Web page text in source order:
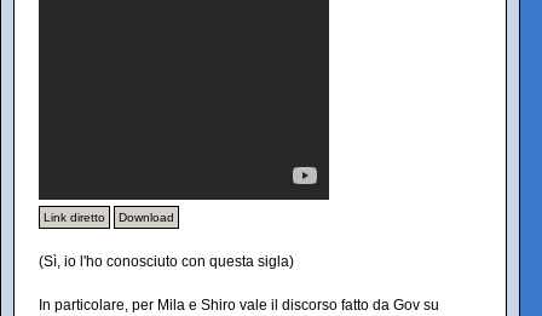
Link diretto Download
(Sì, io l'ho conosciuto con questa sigla)
In particolare, per Mila e Shiro vale il discorso fatto da Gov su